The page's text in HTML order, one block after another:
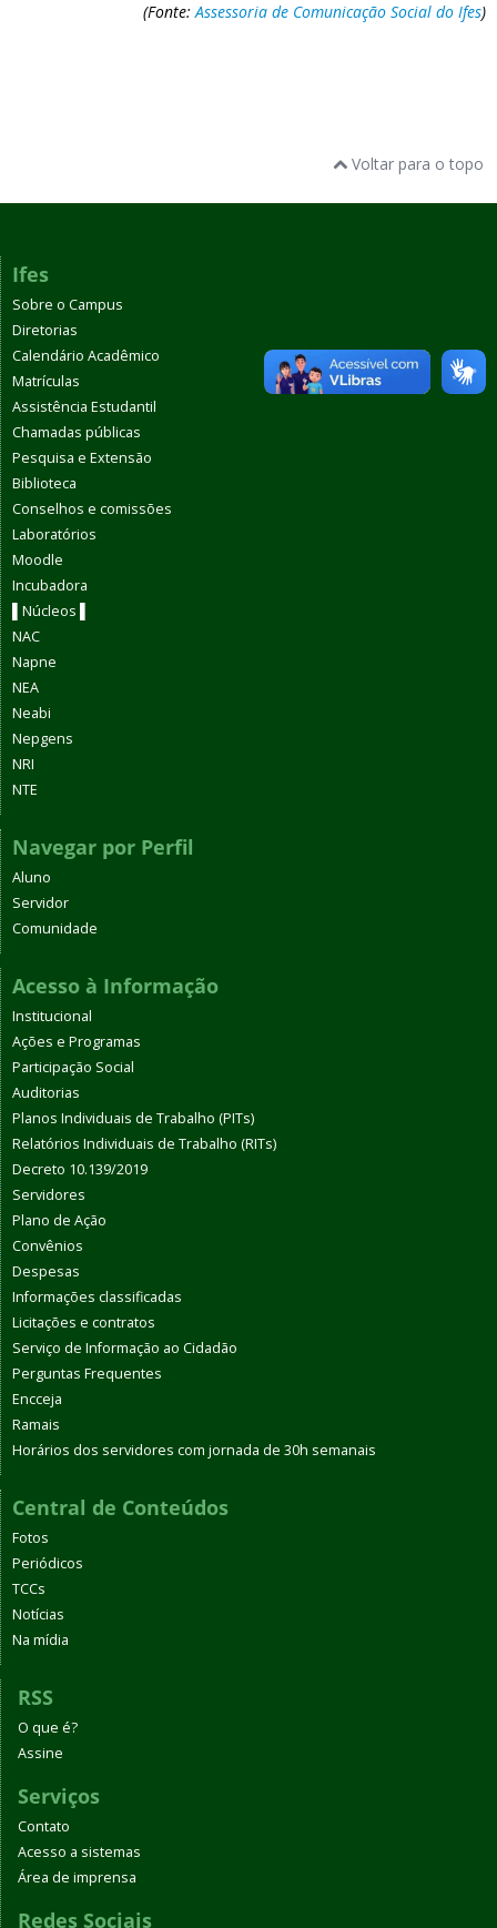
(Fonte:Assessoria de Comunicação Social do Ifes)
Voltar para o topo
Ifes
Sobre o Campus
Diretorias
Calendário Acadêmico
Matrículas
Assistência Estudantil
Chamadas públicas
Pesquisa e Extensão
Biblioteca
Conselhos e comissões
Laboratórios
Moodle
Incubadora
▌Núcleos ▌
NAC
Napne
NEA
Neabi
Nepgens
NRI
NTE
Navegar por Perfil
Aluno
Servidor
Comunidade
Acesso à Informação
Institucional
Ações e Programas
Participação Social
Auditorias
Planos Individuais de Trabalho (PITs)
Relatórios Individuais de Trabalho (RITs)
Decreto 10.139/2019
Servidores
Plano de Ação
Convênios
Despesas
Informações classificadas
Licitações e contratos
Serviço de Informação ao Cidadão
Perguntas Frequentes
Encceja
Ramais
Horários dos servidores com jornada de 30h semanais
Central de Conteúdos
Fotos
Periódicos
TCCs
Notícias
Na mídia
RSS
O que é?
Assine
Serviços
Contato
Acesso a sistemas
Área de imprensa
Redes Sociais